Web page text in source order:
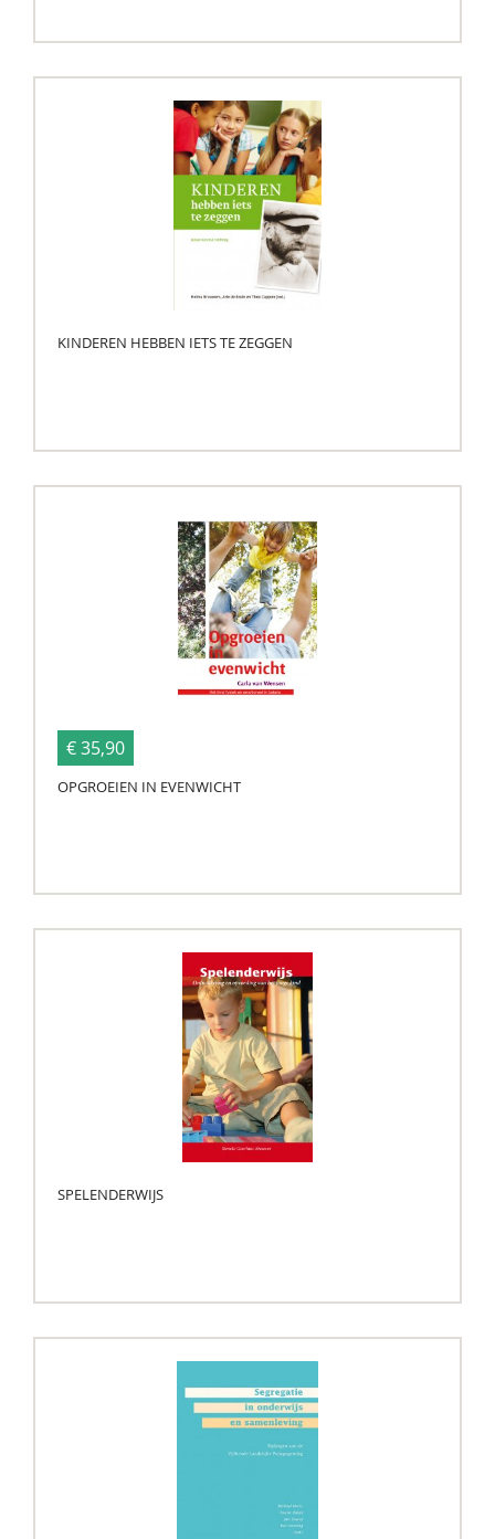
KINDEREN HEBBEN IETS TE ZEGGEN
€ 35,90
OPGROEIEN IN EVENWICHT
SPELENDERWIJS